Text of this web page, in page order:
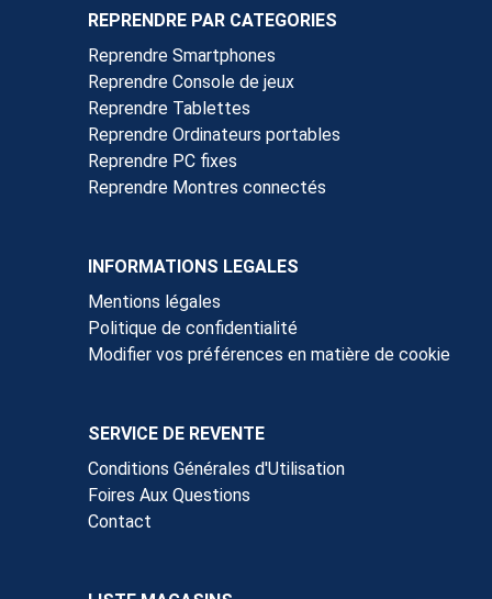
REPRENDRE PAR CATEGORIES
Reprendre Smartphones
Reprendre Console de jeux
Reprendre Tablettes
Reprendre Ordinateurs portables
Reprendre PC fixes
Reprendre Montres connectés
INFORMATIONS LEGALES
Mentions légales
Politique de confidentialité
Modifier vos préférences en matière de cookie
SERVICE DE REVENTE
Conditions Générales d'Utilisation
Foires Aux Questions
Contact